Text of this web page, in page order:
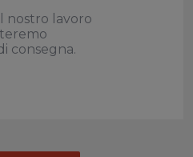
nostro lavoro
consegna.